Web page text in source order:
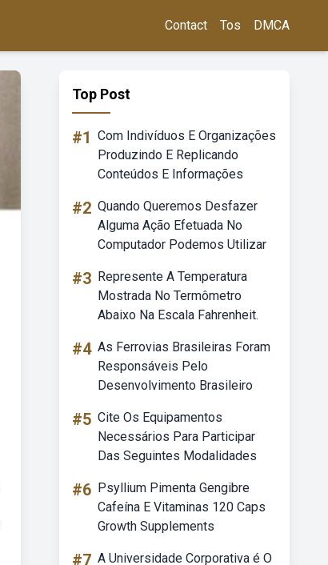
Contact Tos DMCA
Top Post
#1 Com Indivíduos E Organizações
Produzindo E Replicando
Conteúdos E Informações
#2 Quando Queremos Desfazer
Alguma Ação Efetuada No
Computador Podemos Utilizar
#3 Represente A Temperatura
Mostrada No Termômetro
Abaixo Na Escala Fahrenheit.
#4 As Ferrovias Brasileiras Foram
Responsáveis Pelo
Desenvolvimento Brasileiro
#5 Cite Os Equipamentos
Necessários Para Participar
Das Seguintes Modalidades
#6 Psyllium Pimenta Gengibre
Cafeína E Vitaminas 120 Caps
Growth Supplements
#7 A Universidade Corporativa é O